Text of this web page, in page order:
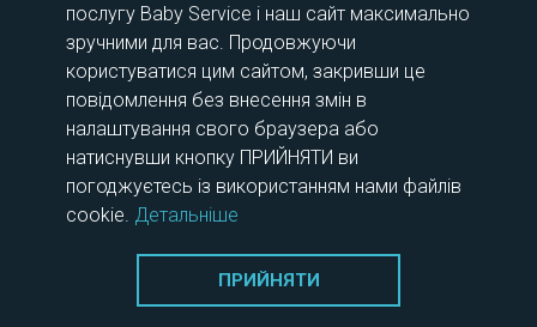
097 175 13 50
063 366 00 95
066 759 99 12
Шоу-рум працює для вас
пн-нд 12:00 - 15:00
послугу Baby Service і наш сайт максимально
зручними для вас. Продовжуючи
користуватися цим сайтом, закривши це
повідомлення без внесення змін в
налаштування свого браузера або
натиснувши кнопку ПРИЙНЯТИ ви
погоджуєтесь із використанням нами файлів
cookie. Детальніше
ПРИЙНЯТИ